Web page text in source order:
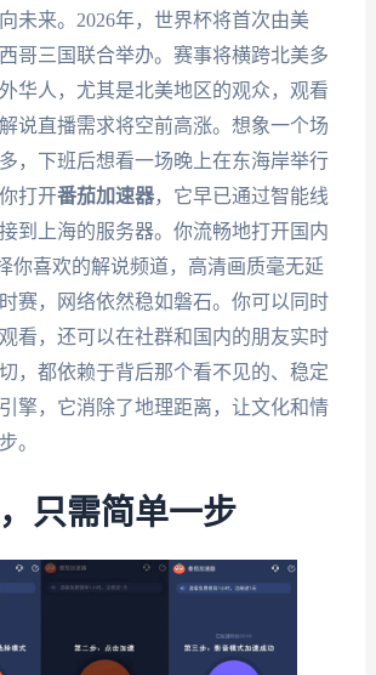
未来。2026年，世界杯将首次由美
哥三国联合举办。赛事将横跨北美多
华人，尤其是北美地区的观众，观看
说直播需求将空前高涨。想象一个场
，下班后想看一场晚上在东海岸举行
打开番茄加速器，它早已通过智能线
到上海的服务器。你流畅地打开国内
你喜欢的解说频道，高清画质毫无延
赛，网络依然稳如磐石。你可以同时
看，还可以在社群和国内的朋友实时
，都依赖于背后那个看不见的、稳定
擎，它消除了地理距离，让文化和情
。
只需简单一步